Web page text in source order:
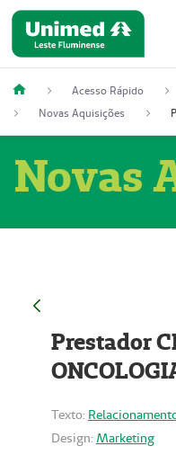
Acesso Rápido
Novas Aquisições
Novas
Prestador
Texto:
Design: Marketing